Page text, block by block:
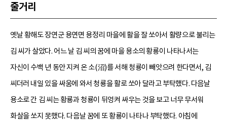
줄거리
옛날 황해도 장연군 용연면 용정리 마을에 활을 잘 쏘아서 활량으로 불리는
김 씨가 살았다. 어느 날 김 씨의 꿈에 마을 용소의 황룡이 나타나서는
자신이 수백 년 동안 지켜 온 소(沼)를 서해 청룡이 빼앗으려 한다면서, 김
씨더러 내일 있을 싸움에 와서 청룡을 활로 쏘아 달라고 부탁했다. 다음날
용소로 간 김 씨는 황룡과 청룡이 뒤엉켜 싸우는 것을 보고 너무 무서워
화살을 쏘지 못했다. 다음날 꿈에 또 황룡이 나타나 부탁했다. 아침에